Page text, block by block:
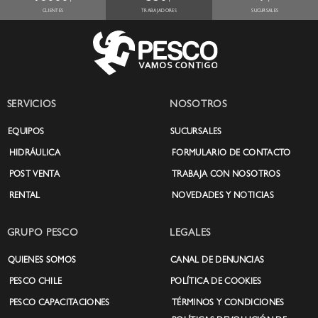
CLIENTES TRABAJADORES SUCURSALES
SERVICIOS
EQUIPOS
HIDRÁULICA
POST VENTA
RENTAL
NOSOTROS
SUCURSALES
FORMULARIO DE CONTACTO
TRABAJA CON NOSOTROS
NOVEDADES Y NOTICIAS
GRUPO PESCO
QUIENES SOMOS
PESCO CHILE
PESCO CAPACITACIONES
LEGALES
CANAL DE DENUNCIAS
POLÍTICA DE COOKIES
TÉRMINOS Y CONDICIONES